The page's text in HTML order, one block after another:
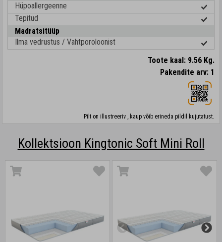
Hüpoallergeenne
Tepitud
Madratsitüüp
Ilma vedrustus / Vahtporoloonist
Toote kaal: 9.56 Kg.
Pakendite arv: 1
Pilt on illustreeriv , kaup võib erineda pildil kujutatust.
Kollektsioon Kingtonic Soft Mini Roll